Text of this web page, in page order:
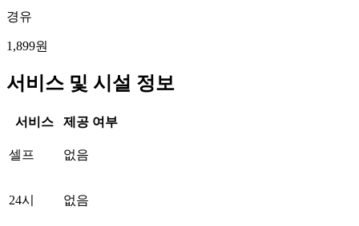
경유
1,899원
서비스 및 시설 정보
서비스 제공 여부
셀프 없음
24시 없음